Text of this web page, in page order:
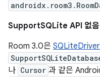
SupportSQLite API 없음
Room 3.0은
나 Cursor 과 같은